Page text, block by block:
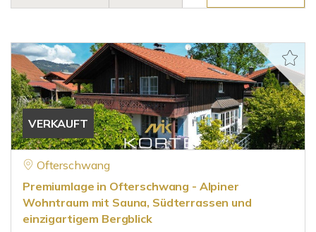
VERKAUFT
Ofterschwang
Premiumlage in Ofterschwang - Alpiner
Wohntraum mit Sauna, Südterrassen und
einzigartigem Bergblick